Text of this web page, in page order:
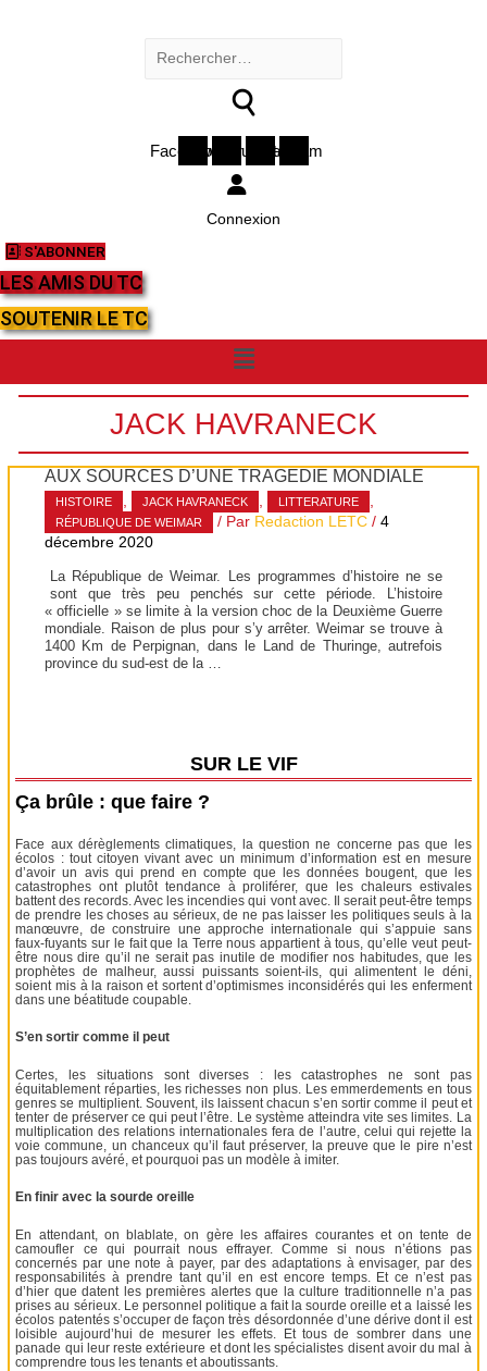
Rechercher :
FacebookTwitterYoutubeInstagram
Connexion
S'ABONNER
LES AMIS DU TC
SOUTENIR LE TC
Menu
JACK HAVRANECK
AUX SOURCES D’UNE TRAGÉDIE MONDIALE
HISTOIRE , JACK HAVRANECK , LITTERATURE ,
RÉPUBLIQUE DE WEIMAR / Par Redaction LETC /4
décembre 2020
La République de Weimar. Les programmes d’histoire ne se
sont que très peu penchés sur cette période. L’histoire
« officielle » se limite à la version choc de la Deuxième Guerre
mondiale. Raison de plus pour s’y arrêter. Weimar se trouve à
1400 Km de Perpignan, dans le Land de Thuringe, autrefois
province du sud-est de la …
SUR LE VIF
Ça brûle : que faire ?
Face aux dérèglements climatiques, la question ne concerne pas que les
écolos : tout citoyen vivant avec un minimum d’information est en mesure
d’avoir un avis qui prend en compte que les données bougent, que les
catastrophes ont plutôt tendance à proliférer, que les chaleurs estivales
battent des records. Avec les incendies qui vont avec. Il serait peut-être temps
de prendre les choses au sérieux, de ne pas laisser les politiques seuls à la
manœuvre, de construire une approche internationale qui s’appuie sans
faux-fuyants sur le fait que la Terre nous appartient à tous, qu’elle veut peut-
être nous dire qu’il ne serait pas inutile de modifier nos habitudes, que les
prophètes de malheur, aussi puissants soient-ils, qui alimentent le déni,
soient mis à la raison et sortent d’optimismes inconsidérés qui les enferment
dans une béatitude coupable.
S’en sortir comme il peut
Certes, les situations sont diverses : les catastrophes ne sont pas
équitablement réparties, les richesses non plus. Les emmerdements en tous
genres se multiplient. Souvent, ils laissent chacun s’en sortir comme il peut et
tenter de préserver ce qui peut l’être. Le système atteindra vite ses limites. La
multiplication des relations internationales fera de l’autre, celui qui rejette la
voie commune, un chanceux qu’il faut préserver, la preuve que le pire n’est
pas toujours avéré, et pourquoi pas un modèle à imiter.
En finir avec la sourde oreille
En attendant, on blablate, on gère les affaires courantes et on tente de
camoufler ce qui pourrait nous effrayer. Comme si nous n’étions pas
concernés par une note à payer, par des adaptations à envisager, par des
responsabilités à prendre tant qu’il en est encore temps. Et ce n’est pas
d’hier que datent les premières alertes que la culture traditionnelle n’a pas
prises au sérieux. Le personnel politique a fait la sourde oreille et a laissé les
écolos patentés s’occuper de façon très désordonnée d’une dérive dont il est
loisible aujourd’hui de mesurer les effets. Et tous de sombrer dans une
panade qui leur reste extérieure et dont les spécialistes disent avoir du mal à
comprendre tous les tenants et aboutissants.